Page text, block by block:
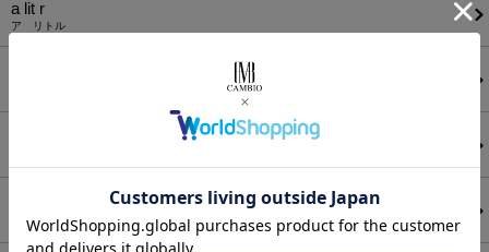
a lit r
ア リトル
アウィナイト